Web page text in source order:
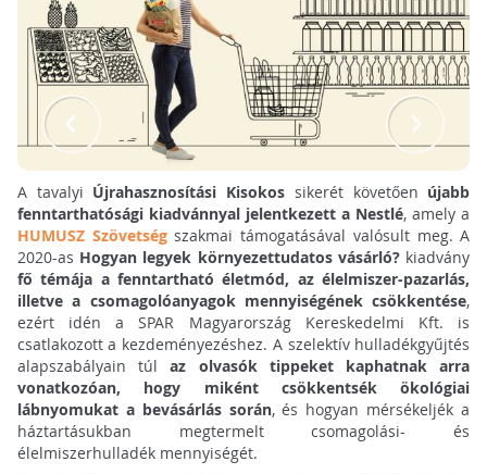
A tavalyi Újrahasznosítási Kisokos sikerét követően újabb
fenntarthatósági kiadvánnyal jelentkezett a Nestlé, amely a
HUMUSZ Szövetségszakmai támogatásával valósult meg. A
2020-as Hogyan legyek környezettudatos vásárló?kiadvány
fő témája a fenntartható életmód, az élelmiszer-pazarlás,
illetve a csomagolóanyagok mennyiségének csökkentése,
ezért idén a SPAR Magyarország Kereskedelmi Kft. is
csatlakozott a kezdeményezéshez. A szelektív hulladékgyűjtés
alapszabályain túlaz olvasók tippeket kaphatnak arra
vonatkozóan, hogy miként csökkentsék ökológiai
lábnyomukat a bevásárlás során, és hogyan mérsékeljék a
háztartásukban megtermelt csomagolási- és
élelmiszerhulladék mennyiségét.